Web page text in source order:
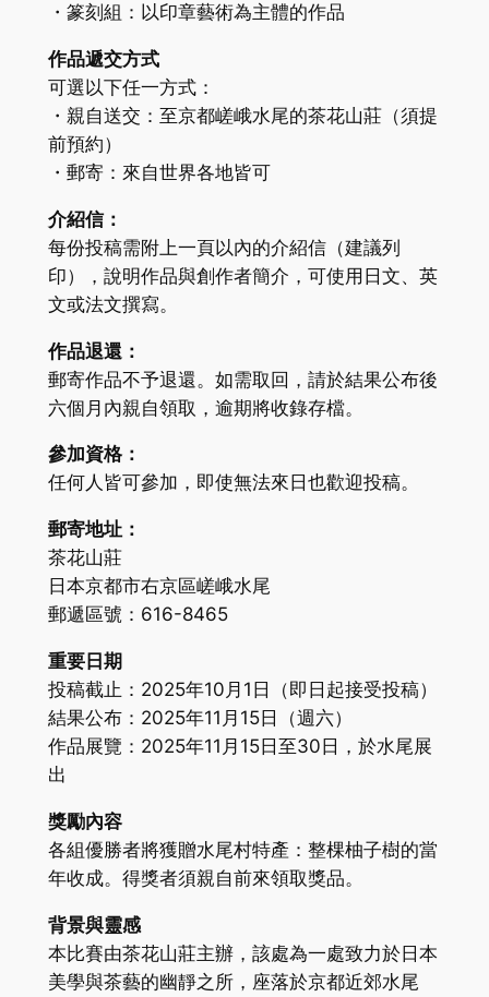
・篆刻組：以印章藝術為主體的作品
作品遞交方式
可選以下任一方式：
・親自送交：至京都嵯峨水尾的茶花山莊（須提
前預約）
・郵寄：來自世界各地皆可
介紹信：
每份投稿需附上一頁以內的介紹信（建議列
印），說明作品與創作者簡介，可使用日文、英
文或法文撰寫。
作品退還：
郵寄作品不予退還。如需取回，請於結果公布後
六個月內親自領取，逾期將收錄存檔。
參加資格：
任何人皆可參加，即使無法來日也歡迎投稿。
郵寄地址：
茶花山莊
日本京都市右京區嵯峨水尾
郵遞區號：616-8465
重要日期
投稿截止：2025年10月1日（即日起接受投稿）
結果公布：2025年11月15日（週六）
作品展覽：2025年11月15日至30日，於水尾展
出
獎勵內容
各組優勝者將獲贈水尾村特產：整棵柚子樹的當
年收成。得獎者須親自前來領取獎品。
背景與靈感
本比賽由茶花山莊主辦，該處為一處致力於日本
美學與茶藝的幽靜之所，座落於京都近郊水尾